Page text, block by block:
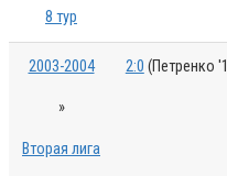
8 тур
2003-2004
»
Вторая лига
2:0 (Петренко